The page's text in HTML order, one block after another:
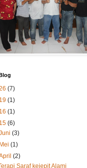
(7)
(1)
(1)
(6)
(3)
(1)
(2)
Saraf kejepit Alami